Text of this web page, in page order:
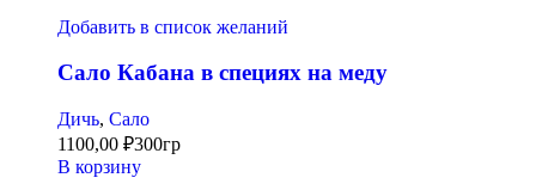
Добавить в список желаний
Сало Кабана в специях на меду
Дичь, Сало
1100,00 ₽300гр
В корзину